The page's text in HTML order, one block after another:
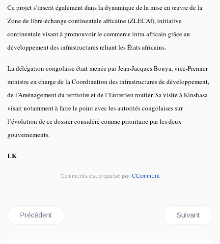
Ce projet s’inscrit également dans la dynamique de la mise en œuvre de la
Zone de libre-échange continentale africaine (ZLECAf), initiative
continentale visant à promouvoir le commerce intra-africain grâce au
développement des infrastructures reliant les États africains.
La délégation congolaise était menée par Jean-Jacques Bouya, vice-Premier
ministre en charge de la Coordination des infrastructures de développement,
de l’Aménagement du territoire et de l’Entretien routier. Sa visite à Kinshasa
visait notamment à faire le point avec les autorités congolaises sur
l’évolution de ce dossier considéré comme prioritaire par les deux
gouvernements.
LK
Comments est propulsé par CComment
Article précédent : Kinshasa : face à la faiblesse des recettes,
Précédent Article
Suivant